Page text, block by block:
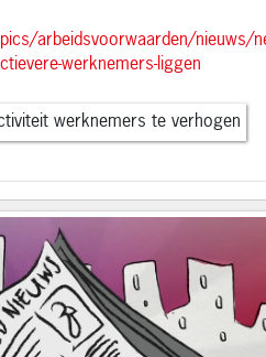
arbeidsvoorwaarden/nieuws/
werknemers-liggen